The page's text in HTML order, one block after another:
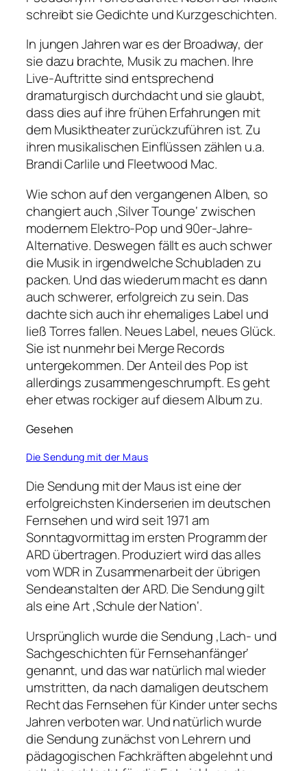
schreibt sie Gedichte und Kurzgeschichten.
In jungen Jahren war es der Broadway, der
sie dazu brachte, Musik zu machen. Ihre
Live-Auftritte sind entsprechend
dramaturgisch durchdacht und sie glaubt,
dass dies auf ihre frühen Erfahrungen mit
dem Musiktheater zurückzuführen ist. Zu
ihren musikalischen Einflüssen zählen u.a.
Brandi Carlile und Fleetwood Mac.
Wie schon auf den vergangenen Alben, so
changiert auch ‚Silver Tounge‘ zwischen
modernem Elektro-Pop und 90er-Jahre-
Alternative. Deswegen fällt es auch schwer
die Musik in irgendwelche Schubladen zu
packen. Und das wiederum macht es dann
auch schwerer, erfolgreich zu sein. Das
dachte sich auch ihr ehemaliges Label und
ließ Torres fallen. Neues Label, neues Glück.
Sie ist nunmehr bei Merge Records
untergekommen. Der Anteil des Pop ist
allerdings zusammengeschrumpft. Es geht
eher etwas rockiger auf diesem Album zu.
Gesehen
Die Sendung mit der Maus
Die Sendung mit der Maus ist eine der
erfolgreichsten Kinderserien im deutschen
Fernsehen und wird seit 1971 am
Sonntagvormittag im ersten Programm der
ARD übertragen. Produziert wird das alles
vom WDR in Zusammenarbeit der übrigen
Sendeanstalten der ARD. Die Sendung gilt
als eine Art ‚Schule der Nation‘.
Ursprünglich wurde die Sendung ‚Lach- und
Sachgeschichten für Fernsehanfänger‘
genannt, und das war natürlich mal wieder
umstritten, da nach damaligen deutschem
Recht das Fernsehen für Kinder unter sechs
Jahren verboten war. Und natürlich wurde
die Sendung zunächst von Lehrern und
pädagogischen Fachkräften abgelehnt und